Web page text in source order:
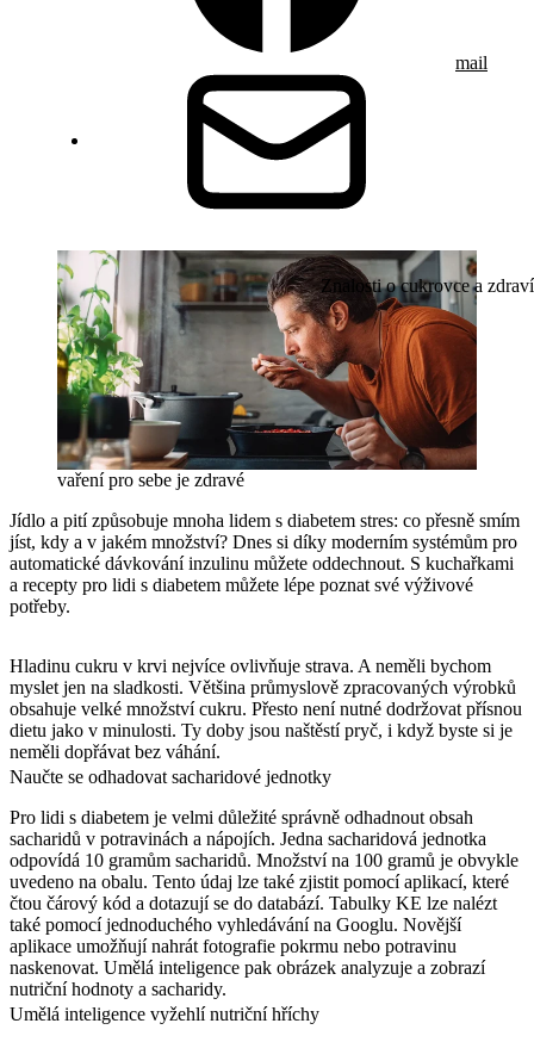
mail
Znalosti o cukrovce a zdraví
vaření pro sebe je zdravé
Jídlo a pití způsobuje mnoha lidem s diabetem stres: co přesně smím
jíst, kdy a v jakém množství? Dnes si díky moderním systémům pro
automatické dávkování inzulinu můžete oddechnout. S kuchařkami
a recepty pro lidi s diabetem můžete lépe poznat své výživové
potřeby.
Hladinu cukru v krvi nejvíce ovlivňuje strava. A neměli bychom
myslet jen na sladkosti. Většina průmyslově zpracovaných výrobků
obsahuje velké množství cukru. Přesto není nutné dodržovat přísnou
dietu jako v minulosti. Ty doby jsou naštěstí pryč, i když byste si je
neměli dopřávat bez váhání.
Naučte se odhadovat sacharidové jednotky
Pro lidi s diabetem je velmi důležité správně odhadnout obsah
sacharidů v potravinách a nápojích. Jedna sacharidová jednotka
odpovídá 10 gramům sacharidů. Množství na 100 gramů je obvykle
uvedeno na obalu. Tento údaj lze také zjistit pomocí aplikací, které
čtou čárový kód a dotazují se do databází. Tabulky KE lze nalézt
také pomocí jednoduchého vyhledávání na Googlu. Novější
aplikace umožňují nahrát fotografie pokrmu nebo potravinu
naskenovat. Umělá inteligence pak obrázek analyzuje a zobrazí
nutriční hodnoty a sacharidy.
Umělá inteligence vyžehlí nutriční hříchy